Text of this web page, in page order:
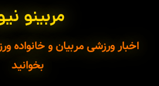
مربینو
اخبار ورزشی مربیان و خانواده
بخوانید